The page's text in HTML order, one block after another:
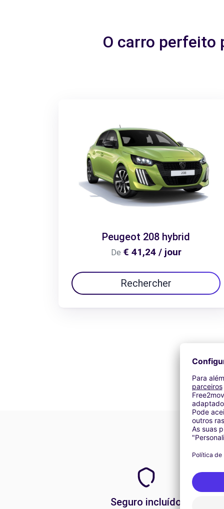
O carro perfeito
Peugeot 208 hybrid
De € 41,24 / jour
Rechercher
Seguro incluído